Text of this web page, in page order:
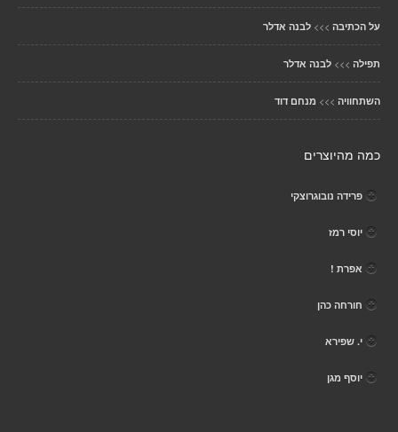
על הכתיבה >>> לבנה אדלר
תפילה >>> לבנה אדלר
השתחוויה >>> מנחם דוד
כמה מהיוצרים
פרידה נובוגרוצקי
יוסי רמז
אפרת !
חורחה כהן
י. שפירא
יוסף מגן